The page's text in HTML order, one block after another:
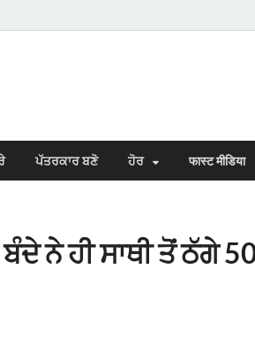
ਪੱਤਰਕਾਰ ਬਣੋ ਹੋਰ फास्ट मीडिया
ਨੇ ਹੀ ਸਾਥੀ ਤੋਂ ਠੱਗੇ